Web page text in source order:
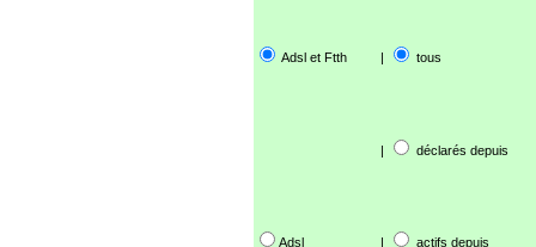
Adsl et Ftth | tous
| déclarés depuis
Adsl | actifs depuis